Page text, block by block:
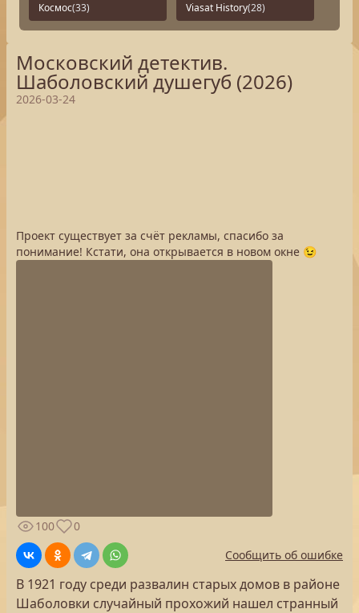
Космос(33) Viasat History(28)
Московский детектив.
Шаболовский душегуб (2026)
2026-03-24
Проект существует за счёт рекламы, спасибо за
понимание! Кстати, она открывается в новом окне 😉
100
0
Сообщить об ошибке
В 1921 году среди развалин старых домов в районе
Шаболовки случайный прохожий нашел странный